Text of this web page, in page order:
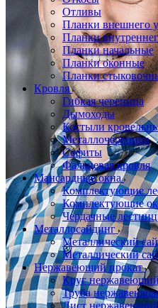
Отливы
Планки внешнего
Планки
Планки начальные
Планки оконные
Планки
Кровля
Гибкая черепица
Дымоходы
Костыли
Металлочерепица
Софиты
Фальцевая кровля
Мансардные окна
Комплектующие
Комплектующие
Чердачные
Металлосайдинг
Металлический
Металлический
Нержавеющий прокат
Круг
Труба
Лист